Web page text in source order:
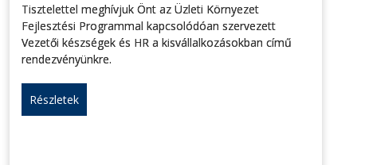
Tisztelettel meghívjuk Önt az Üzleti Környezet
Fejlesztési Programmal kapcsolódóan szervezett
Vezetői készségek és HR a kisvállalkozásokban című
rendezvényünkre.
Részletek